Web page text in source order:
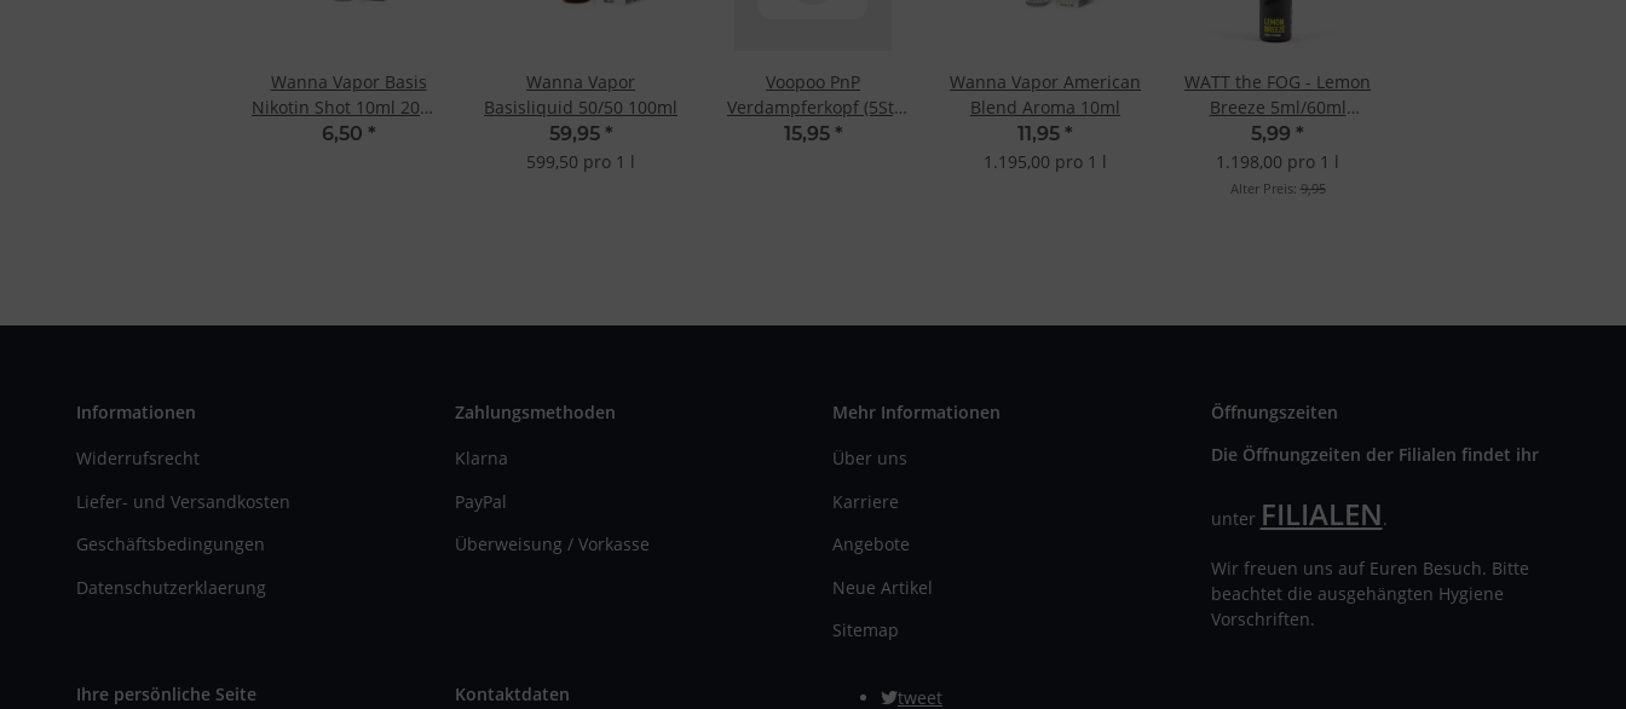
Wanna Vapor Basis
Nikotin Shot 10ml 20mg
- 50/50
6,50 *
Wanna Vapor
Basisliquid 50/50 100ml
59,95 *
599,50 pro 1 l
Voopoo PnP
Verdampferkopf (5St)
VM4 0.6 Ohm
15,95 *
Wanna Vapor American
Blend Aroma 10ml
11,95 *
1.195,00 pro 1 l
WATT the FOG - Lemon
Breeze 5ml/60ml
Longfill-Aroma
5,99 *
1.198,00 pro 1 l
Alter Preis: 9,95
Informationen
Widerrufsrecht
Liefer- und Versandkosten
Geschäftsbedingungen
Datenschutzerklaerung
Zahlungsmethoden
Klarna
PayPal
Überweisung / Vorkasse
Mehr Informationen
Über uns
Karriere
Angebote
Neue Artikel
Sitemap
Öffnungszeiten
Die Öffnungzeiten der Filialen findet ihr
unter FILIALEN.
Wir freuen uns auf Euren Besuch. Bitte
beachtet die ausgehängten Hygiene
Vorschriften.
Ihre persönliche Seite Kontaktdaten
tweet